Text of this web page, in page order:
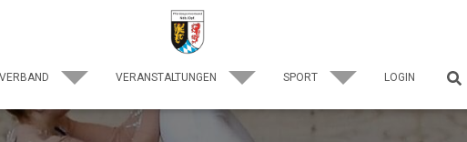
VERBAND VERANSTALTUNGEN SPORT LOGIN